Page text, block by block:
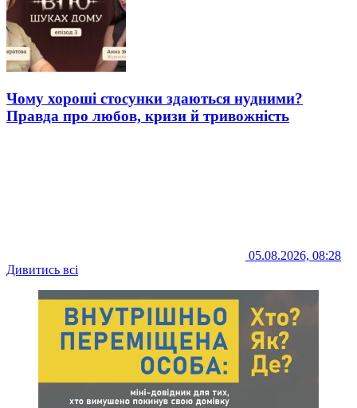
Чому хороші стосунки здаються нудними?
Правда про любов, кризи й тривожність
05.08.2026, 08:28
Дивитись всі